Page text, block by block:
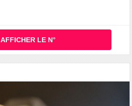
AFFICHER LE N°